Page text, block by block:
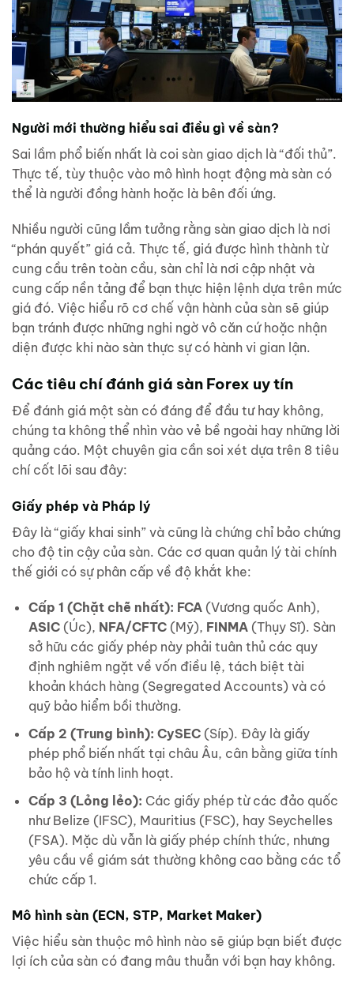
Người mới thường hiểu sai điều gì về sàn?
Sai lầm phổ biến nhất là coi sàn giao dịch là “đối thủ”.
Thực tế, tùy thuộc vào mô hình hoạt động mà sàn có
thể là người đồng hành hoặc là bên đối ứng.
Nhiều người cũng lầm tưởng rằng sàn giao dịch là nơi
“phán quyết” giá cả. Thực tế, giá được hình thành từ
cung cầu trên toàn cầu, sàn chỉ là nơi cập nhật và
cung cấp nền tảng để bạn thực hiện lệnh dựa trên mức
giá đó. Việc hiểu rõ cơ chế vận hành của sàn sẽ giúp
bạn tránh được những nghi ngờ vô căn cứ hoặc nhận
diện được khi nào sàn thực sự có hành vi gian lận.
Các tiêu chí đánh giá sàn Forex uy tín
Để đánh giá một sàn có đáng để đầu tư hay không,
chúng ta không thể nhìn vào vẻ bề ngoài hay những lời
quảng cáo. Một chuyên gia cần soi xét dựa trên 8 tiêu
chí cốt lõi sau đây:
Giấy phép và Pháp lý
Đây là “giấy khai sinh” và cũng là chứng chỉ bảo chứng
cho độ tin cậy của sàn. Các cơ quan quản lý tài chính
thế giới có sự phân cấp về độ khắt khe:
Cấp 1 (Chặt chẽ nhất): FCA(Vương quốc Anh),
ASIC(Úc), NFA/CFTC(Mỹ), FINMA(Thụy Sĩ). Sàn
sở hữu các giấy phép này phải tuân thủ các quy
định nghiêm ngặt về vốn điều lệ, tách biệt tài
khoản khách hàng (Segregated Accounts) và có
quỹ bảo hiểm bồi thường.
Cấp 2 (Trung bình): CySEC(Síp). Đây là giấy
phép phổ biến nhất tại châu Âu, cân bằng giữa tính
bảo hộ và tính linh hoạt.
Cấp 3 (Lỏng lẻo): Các giấy phép từ các đảo quốc
như Belize (IFSC), Mauritius (FSC), hay Seychelles
(FSA). Mặc dù vẫn là giấy phép chính thức, nhưng
yêu cầu về giám sát thường không cao bằng các tổ
chức cấp 1.
Mô hình sàn (ECN, STP, Market Maker)
Việc hiểu sàn thuộc mô hình nào sẽ giúp bạn biết được
lợi ích của sàn có đang mâu thuẫn với bạn hay không.